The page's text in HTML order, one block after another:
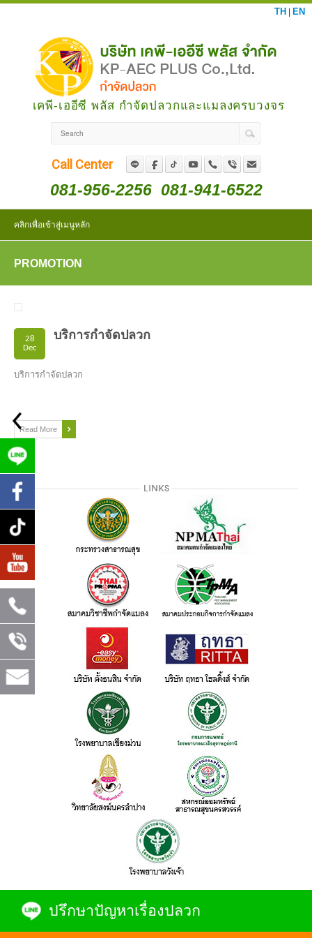
TH EN
เคพี-เออีซี พลัส กำจัดปลวกและแมลงครบวงจร
Call Center
081-956-2256 081-941-6522
คลิกเพื่อเข้าสู่เมนูหลัก
PROMOTION
28
Dec
บริการกำจัดปลวก
บริการกำจัดปลวก
Read More
ปรึกษาปัญหาเรื่องปลวก